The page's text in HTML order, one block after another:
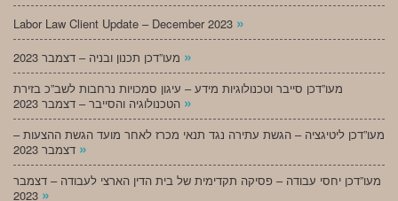
Labor Law Client Update – December 2023 »
»
מעו”דכן סייבר וטכנולוגיות מידע – עיגון סמכויות נרחבות לשב”כ בזירת
»
מעו”דכן ליטיגציה – הגשת עתירה נגד תנאי מכרז לאחר מועד הגשת ההצעות –
»
מעו”דכן יחסי עבודה – פסיקה תקדימית של בית הדין הארצי לעבודה – דצמבר
»